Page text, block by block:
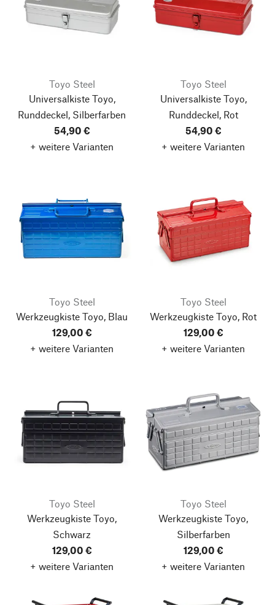
Toyo Steel
Universalkiste Toyo,
Runddeckel, Silberfarben
54,90 €
+ weitere Varianten
Toyo Steel
Universalkiste Toyo,
Runddeckel, Rot
54,90 €
+ weitere Varianten
Toyo Steel
Werkzeugkiste Toyo, Blau
129,00 €
+ weitere Varianten
Toyo Steel
Werkzeugkiste Toyo, Rot
129,00 €
+ weitere Varianten
Toyo Steel
Werkzeugkiste Toyo,
Schwarz
129,00 €
+ weitere Varianten
Toyo Steel
Werkzeugkiste Toyo,
Silberfarben
129,00 €
+ weitere Varianten